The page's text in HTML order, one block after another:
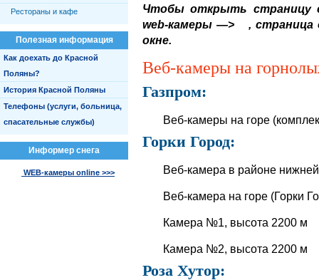
Рестораны и кафе
Полезная информация
Как доехать до Красной
Поляны?
История Красной Поляны
Телефоны (услуги, больница,
спасательные службы)
Информер снега
WEB-камеры online >>>
Чтобы открыть страницу с
web-камеры —>
,
окне.
Веб-камеры на
Газпром:
Веб-камеры на горе
Горки Город:
Веб-камера в районе
Веб-камера на горе (Горки
Камера №1, высота 2200 м
Камера №2, высота 2200 м
Роза Хутор: